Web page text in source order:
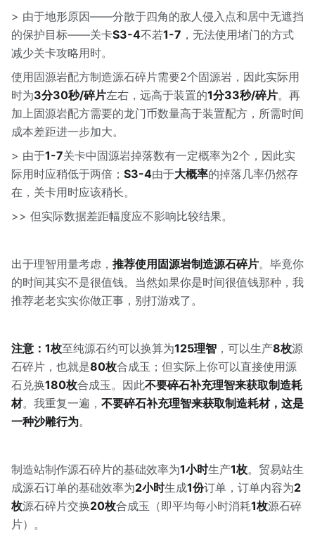
> 由于地形原因——分散于四角的敌人侵入点和居中无遮挡
的保护目标——关卡S3-4不若1-7 ，无法使用堵门的方式
减少关卡攻略用时。
使用固源岩配方制造源石碎片需要2个固源岩，因此实际用
时为3分30秒/碎片左右，远高于装置的1分33秒/碎片。再
加上固源岩配方需要的龙门币数量高于装置配方，所需时间
成本差距进一步加大。
> 由于1-7关卡中固源岩掉落数有一定概率为2个，因此实
际用时应稍低于两倍； S3-4由于大概率的掉落几率仍然存
在，关卡用时应该稍长。
>> 但实际数据差距幅度应不影响比较结果。
出于理智用量考虑， 推荐使用固源岩制造源石碎片。毕竟你
的时间其实不是很值钱。当然如果你是时间很值钱那种，我
推荐老老实实你做正事，别打游戏了。
注意：1枚至纯源石约可以换算为125理智 ，可以生产8枚源
石碎片，也就是80枚合成玉；但实际上你可以直接使用源
石兑换180枚合成玉。因此不要碎石补充理智来获取制造耗
材。我重复一遍， 不要碎石补充理智来获取制造耗材，这是
一种沙雕行为。
制造站制作源石碎片的基础效率为1小时生产1枚。贸易站生
成源石订单的基础效率为2小时生成1份订单，订单内容为2
枚源石碎片交换20枚合成玉（即平均每小时消耗1枚源石碎
片）。